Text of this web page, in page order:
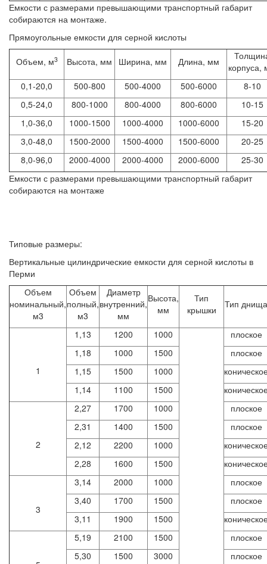
Емкости с размерами превышающими транспортный габарит
собираются на монтаже.
Прямоугольные емкости для серной кислоты
Объем, м3 Высота, мм Ширина, мм Длина, мм
корпуса,
0,1-20,0
500-800 500-4000 500-6000
8-10
0,5-24,0
800-1000 800-4000 800-6000
10-15
1,0-36,0
1000-1500 1000-4000 1000-6000
15-20
3,0-48,0
1500-2000 1500-4000 1500-6000
20-25
8,0-96,0
2000-4000 2000-4000 2000-6000
25-30
Емкости с размерами превышающими транспортный габарит
собираются на монтаже
Типовые размеры:
Вертикальные цилиндрические емкости для серной кислоты в
Перми
Объем
номинальный,
м3
Объем
полный,
м3
Диаметр
внутренний,
мм
Высота,
мм
Тип
крышки
Тип днища
1
1,13 1200 1000
плоское
1,18
1000 1500
плоское
1,15
1500 1000
1,14
1100 1500
2
2,27 1700 1000
плоское
2,31
1400 1500
плоское
2,12
2200 1000
2,28
1600 1500
3
3,14 2000 1000
плоское
3,40
1700 1500
плоское
3,11
1900 1500
5,19 2100 1500
плоское
5,30
1500 3000
плоское